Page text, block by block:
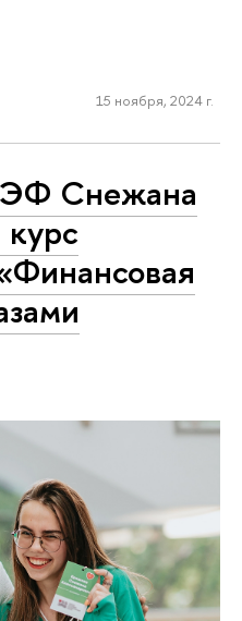
15 ноября, 2024 г.
Снежана